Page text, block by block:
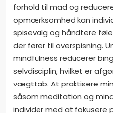
forhold til mad og
opmærksomhed kan
spisevalg og håndtere
der fører til overspisning.
mindfulness reducerer
selvdisciplin, hvilket er
vægttab. At praktisere
såsom meditation og
individer med at fokusere